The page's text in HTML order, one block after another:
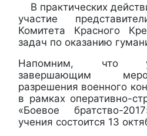
В практических
участие
Комитета Красного
задач по оказанию
Напомним, что
завершающим
разрешения военного
в рамках оперативно-
«Боевое братство-
учения состоится 13